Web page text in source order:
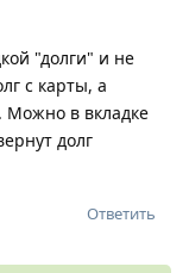
"долги" и не
с карты, а
в вкладке
долг
Ответить